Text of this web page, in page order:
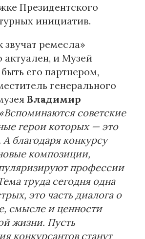
Президентского
инициатив.
звучат ремесла»
актуален, и Музей
его партнером,
генерального
Владимир
«Вспоминаются советские
герои которых — это
благодаря конкурсу
композиции,
профессии
труда сегодня одна
это часть диалога о
смысле и ценности
жизни. Пусть
конкурсантов станут